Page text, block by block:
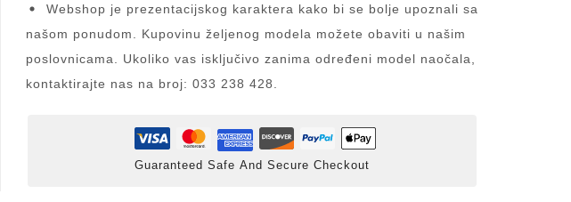
Webshop je prezentacijskog karaktera kako bi se bolje upoznali sa
našom ponudom. Kupovinu željenog modela možete obaviti u našim
poslovnicama. Ukoliko vas isključivo zanima određeni model naočala,
kontaktirajte nas na broj: 033 238 428.
Guaranteed Safe And Secure Checkout